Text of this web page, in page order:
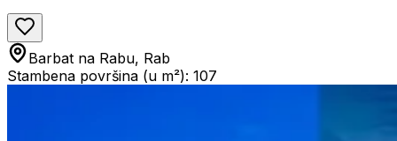
Barbat na Rabu, Rab
Stambena površina (u m²): 107